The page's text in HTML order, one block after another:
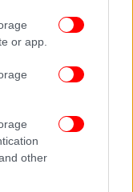
or app.
other
βλέπουν στην
λέξεις, δεν
οι
προτάσεις
εμπλουτισμό
απεξάρτηση